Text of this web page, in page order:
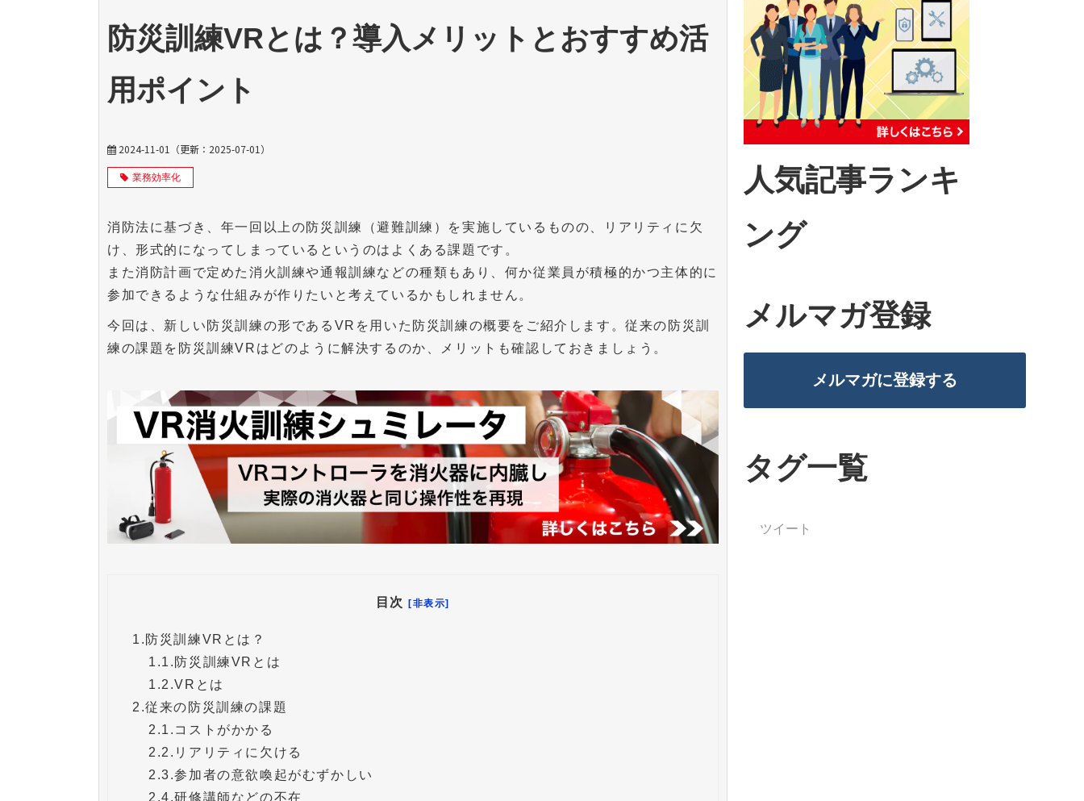
防災訓練VRとは？導入メリットとおすすめ活
用ポイント
2024-11-01 （更新： 2025-07-01）
業務効率化
消防法に基づき、年一回以上の防災訓練（避難訓練）を実施しているものの、リアリティに欠
け、形式的になってしまっているというのはよくある課題です。
また消防計画で定めた消火訓練や通報訓練などの種類もあり、何か従業員が積極的かつ主体的に
参加できるような仕組みが作りたいと考えているかもしれません。
今回は、新しい防災訓練の形であるVRを用いた防災訓練の概要をご紹介します。従来の防災訓
練の課題を防災訓練VRはどのように解決するのか、メリットも確認しておきましょう。
目次 [非表示]
1. 防災訓練VRとは？
1.1. 防災訓練VRとは
1.2.VRとは
2.従来の防災訓練の課題
2.1. コストがかかる
2.2. リアリティに欠ける
2.3.参加者の意欲喚起がむずかしい
2.4.研修講師などの不在
人気記事ランキ
ング
メルマガ登録
メルマガに登録する
タグ一覧
ツイート